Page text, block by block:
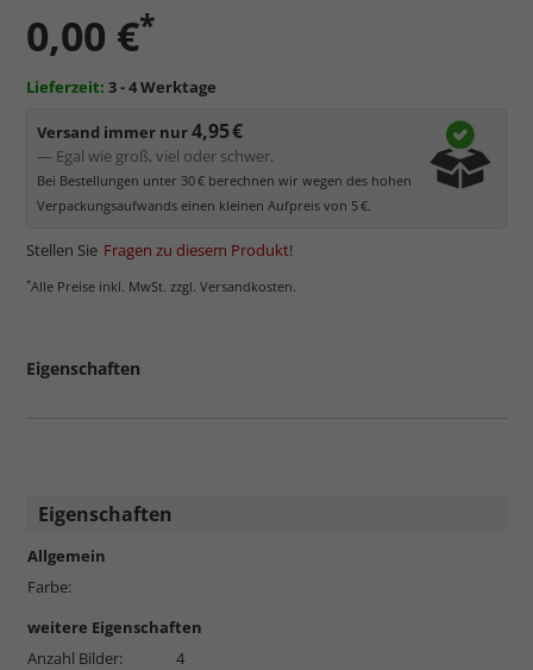
0,00 €*
Lieferzeit: 3 - 4 Werktage
Versand immer nur4,95 €
— Egal wie groß, viel oder schwer.
Bei Bestellungen unter 30 € berechnen wir wegen des hohen
Verpackungsaufwands einen kleinen Aufpreis von 5 €.
Stellen Sie Fragen zu diesem Produkt!
*Alle Preise inkl. MwSt. zzgl. Versandkosten.
Eigenschaften
Eigenschaften
Allgemein
Farbe:
weitere Eigenschaften
Anzahl Bilder:
4